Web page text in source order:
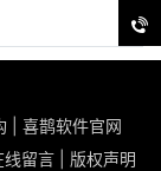
喜鹊软件官网
线留言 版权声明